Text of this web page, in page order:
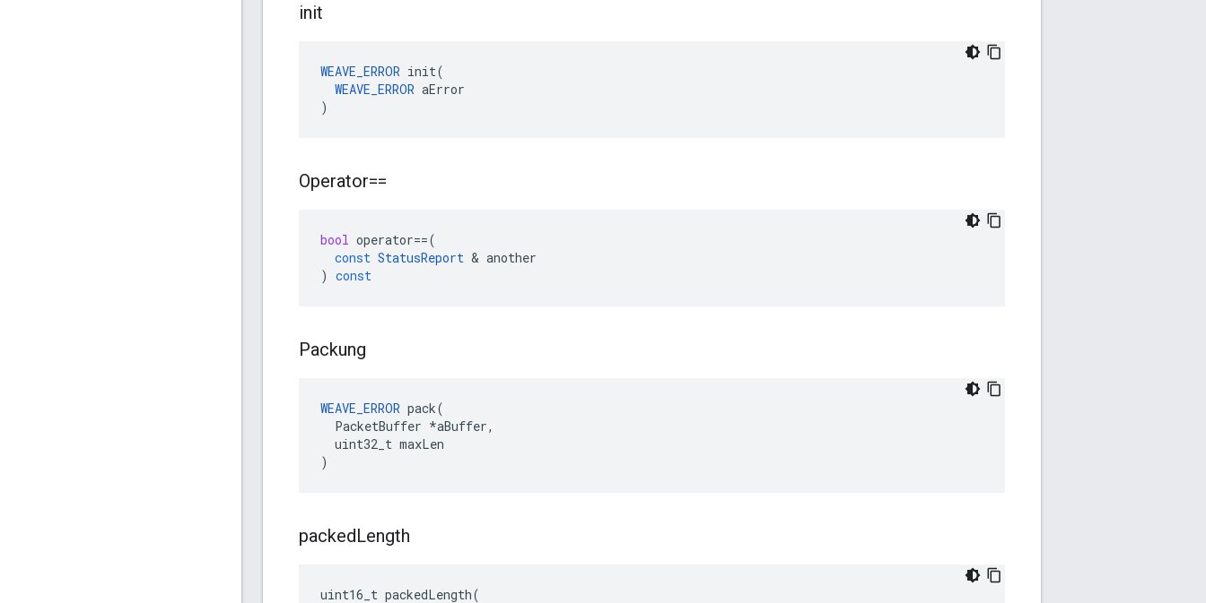
init
WEAVE_ERROR init(
WEAVE_ERROR aError
)
Operator==
bool operator==(
const StatusReport & another
) const
Packung
WEAVE_ERROR pack(
  PacketBuffer *aBuffer,
  uint32_t maxLen
)
packedLength
uint16_t packedLength(